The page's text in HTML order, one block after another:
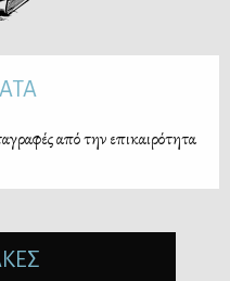
από την επικαιρότητα